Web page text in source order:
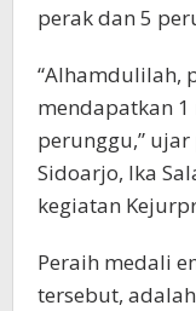
perak dan 5
“Alhamdulilah,
mendapatkan 1
perunggu,”
Sidoarjo, Ika
kegiatan
Peraih medali
tersebut,